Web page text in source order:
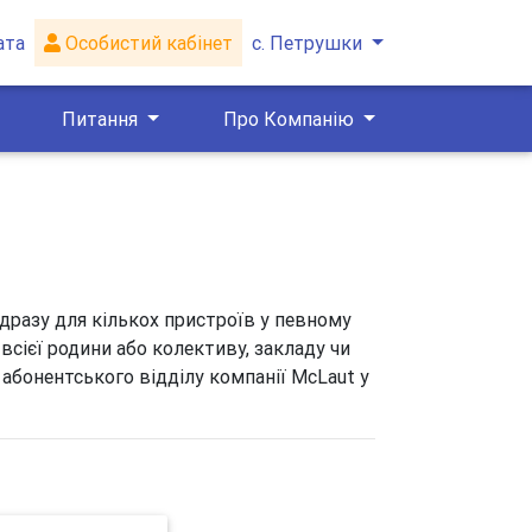
Особистий кабінет с. Петрушки
Питання Про Компанію
для кількох пристроїв у певному
родини або колективу, закладу чи
відділу компанії McLaut у